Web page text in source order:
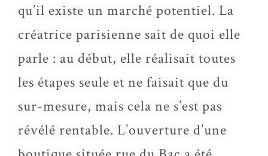
qu’il existe un marché potentiel. La
créatrice parisienne sait de quoi elle
parle : au début, elle réalisait toutes
les étapes seule et ne faisait que du
sur-mesure, mais cela ne s’est pas
révélé rentable. L’ouverture d’une